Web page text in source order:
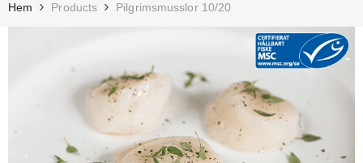
Hem Products Pilgrimsmusslor 10/20